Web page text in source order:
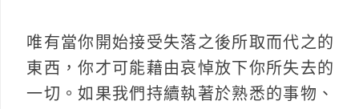
唯有當你開始接受失落之後所取而代之的
東西，你才可能藉由哀悼放下你所失去的
一切。如果我們持續執著於熟悉的事物、